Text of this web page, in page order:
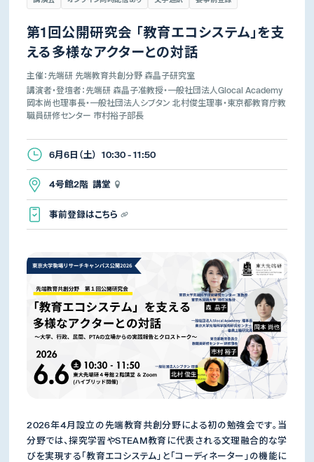
第1回公開研究会 「教育エコシステム」を支
える多様なアクターとの対話
主催：先端研 先端教育共創分野 森晶子研究室
講演者・登壇者：先端研 森晶子准教授・一般社団法人Glocal Academy
岡本尚也理事長・一般社団法人シブタン 北村俊生理事・東京都教育庁教
職員研修センター 市村裕子部長
6月6日（土） 10:30 - 11:50
4号館2階 講堂
事前登録はこちら
2026年4月設立の先端教育共創分野による初の勉強会です。当
分野では、探究学習やSTEAM教育に代表される文理融合的な学
びを実現する「教育エコシステム」と「コーディネーター」の機能に